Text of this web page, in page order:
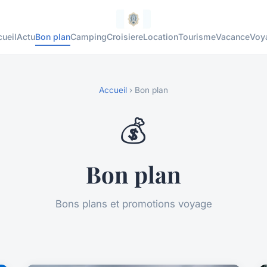
ActuBon planCampingCroisiereLocationTourismeVacance
Accueil › Bon plan
💰
Bon plan
Bons plans et promotions voyage